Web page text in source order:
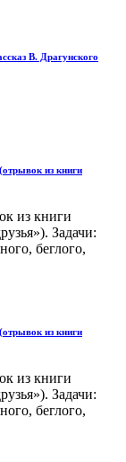
В. Драгунского
из книги
из книги
Задачи:
беглого,
из книги
из книги
Задачи:
беглого,